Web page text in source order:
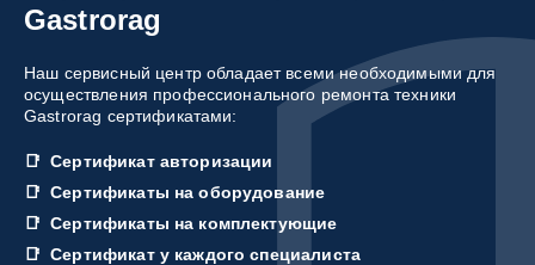
Gastrorag
Наш сервисный центр обладает всеми необходимыми для
осуществления профессионального ремонта техники
Gastrorag сертификатами:
Сертификат авторизации
Сертификаты на оборудование
Сертификаты на комплектующие
Сертификат у каждого специалиста